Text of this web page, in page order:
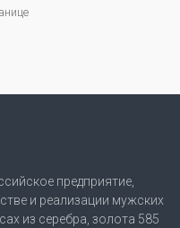
предприятие,
и реализации мужских
из серебра, золота 585